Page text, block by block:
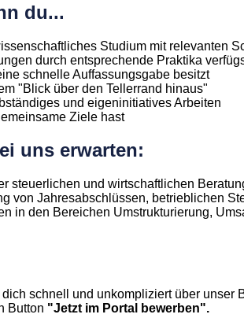
du...
Studium mit relevanten
durch entsprechende Praktika
schnelle Auffassungsgabe besitzt
"Blick über den Tellerrand hinaus"
und eigeninitiatives Arbeiten
Ziele hast
uns erwarten:
steuerlichen und wirtschaftlichen
von Jahresabschlüssen, betrieblichen
in den Bereichen Umstrukturierung,
schnell und unkompliziert über unser
Button "Jetzt im Portal bewerben".